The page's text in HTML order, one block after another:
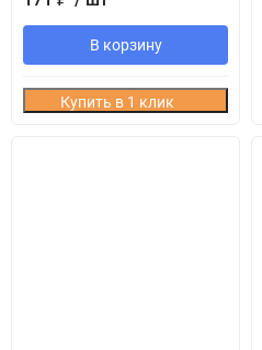
В корзину
Купить в 1 клик